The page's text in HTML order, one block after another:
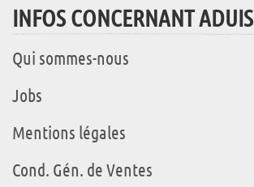
INFOS CONCERNANT ADUIS
Qui sommes-nous
Jobs
Mentions légales
Cond. Gén. de Ventes